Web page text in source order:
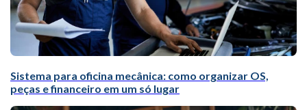
Sistema para oficina mecânica: como organizar OS,
peças e financeiro em um só lugar